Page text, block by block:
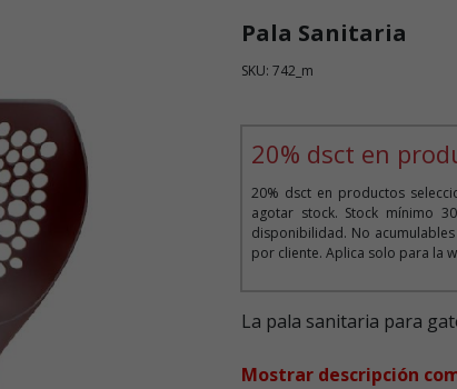
Pala Sanitaria
SKU: 742_m
20% dsct en
20% dsct en productos
agotar stock. Stock mínimo
disponibilidad. No
por cliente. Aplica solo para la
La pala sanitaria para
Mostrar descripción